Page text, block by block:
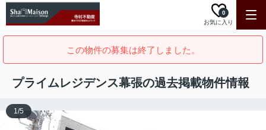
お気に入り
0
この物件の募集は終了しました。
プライムレジデンス幕張の過去掲載物件情報
1/5